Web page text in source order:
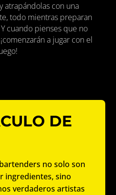
atrapándolas con una
todo mientras preparan
cuando pienses que no
a jugar con el
DE
no solo son
ingredientes, sino
verdaderos artistas